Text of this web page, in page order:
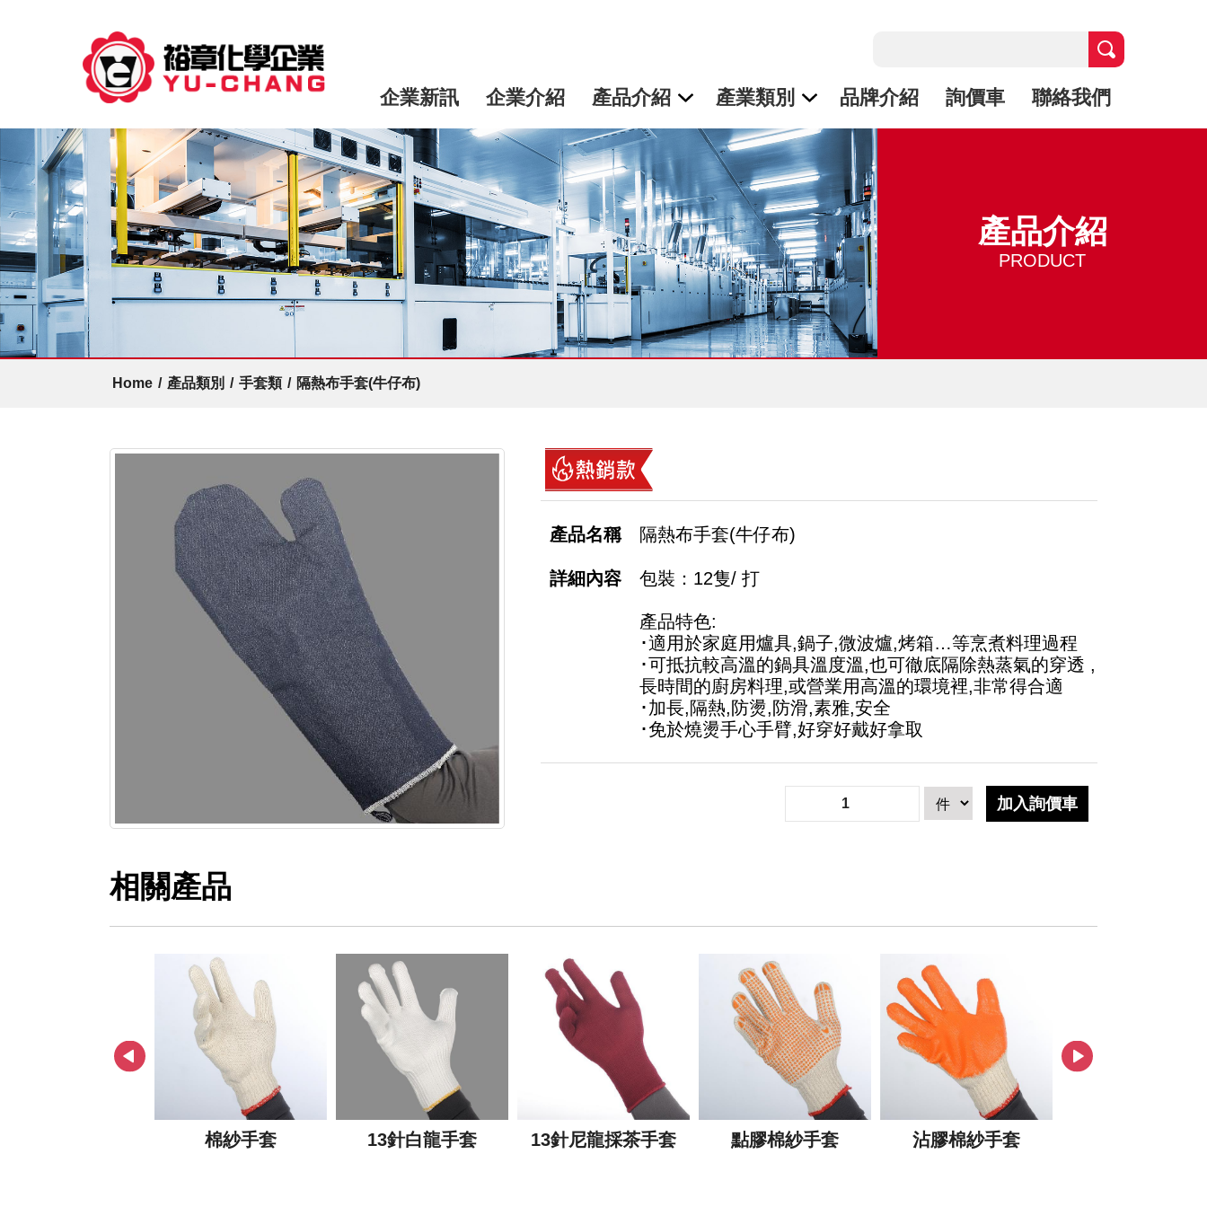
企業新訊 企業介紹 產品介紹 產業類別 品牌介紹 詢價車 聯絡我們
產品介紹
PRODUCT
Home / 產品類別 / 手套類 / 隔熱布手套(牛仔布)
隔熱布手套(牛仔布)
包裝：12隻/ 打
產品特色:
･適用於家庭用爐具,鍋子,微波爐,烤箱…等烹煮料理過程
･可抵抗較高溫的鍋具溫度溫,也可徹底隔除熱蒸氣的穿透 ,
長時間的廚房料理,或營業用高溫的環境裡,非常得合適
･加長,隔熱,防燙,防滑,素雅,安全
･免於燒燙手心手臂,好穿好戴好拿取
相關產品
棉紗手套 13針白龍手套 13針尼龍採茶手套 點膠棉紗手套 沾膠棉紗手套